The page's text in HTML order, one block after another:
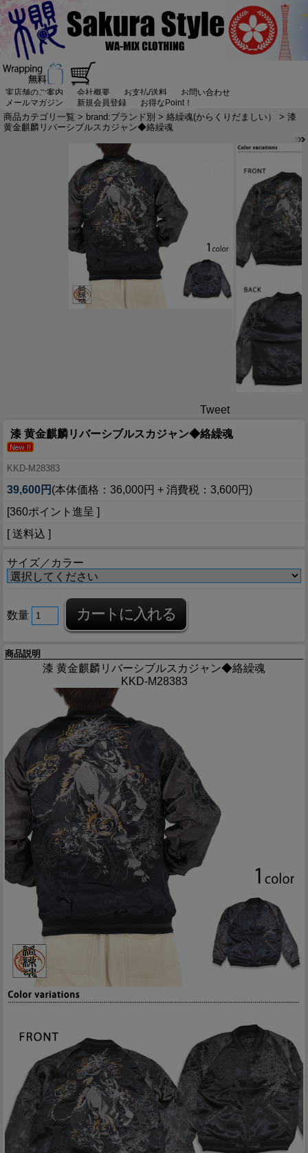
実店舗のご案内 会社概要 お支払/送料
お問い合わせ
メールマガジン
新規会員登録 お得なPoint！
商品カテゴリ一覧 > brand:ブランド別 > 絡繰魂(からくりだましい）
> 漆
黄金麒麟リバーシブルスカジャン◆絡繰魂
Tweet
漆 黄金麒麟リバーシブルスカジャン◆絡繰魂
KKD-M28383
39,600円 (本体価格：36,000円 + 消費税：3,600円)
[360ポイント進呈 ]
[ 送料込 ]
サイズ／カラー
数量
商品説明
漆 黄金麒麟リバーシブルスカジャン◆絡繰魂
KKD-M28383